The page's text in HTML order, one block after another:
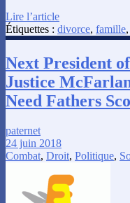
Lire l’article
Étiquettes : divorce, famille,
Next President
Justice
Need Fathers
paternet
24 juin 2018
Combat, Droit, Politique,